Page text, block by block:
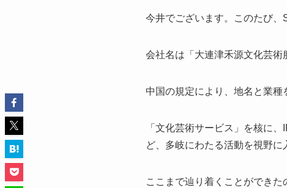
今井でございます。このたび、
会社名は「大連津禾源文化芸術
中国の規定により、地名と業種
「文化芸術サービス」を核に
ど、多岐にわたる活動を視野に
ここまで辿り着くことができた